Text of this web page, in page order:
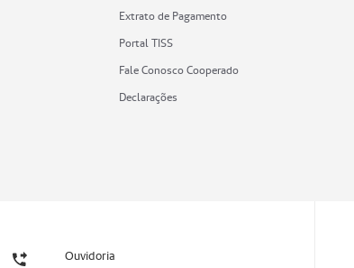
Extrato de Pagamento
Portal TISS
Fale Conosco Cooperado
Declarações
Ouvidoria